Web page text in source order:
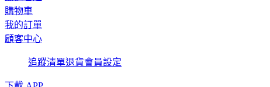
購物車
我的訂單
顧客中心
追蹤清單退貨會員設定